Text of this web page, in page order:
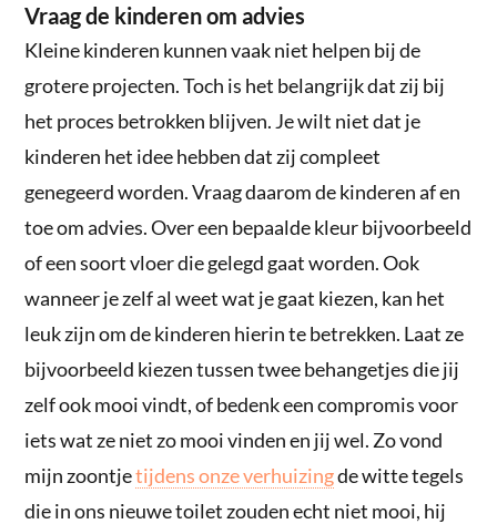
Vraag de kinderen om advies
Kleine kinderen kunnen vaak niet helpen bij de
grotere projecten. Toch is het belangrijk dat zij bij
het proces betrokken blijven. Je wilt niet dat je
kinderen het idee hebben dat zij compleet
genegeerd worden. Vraag daarom de kinderen af en
toe om advies. Over een bepaalde kleur bijvoorbeeld
of een soort vloer die gelegd gaat worden. Ook
wanneer je zelf al weet wat je gaat kiezen, kan het
leuk zijn om de kinderen hierin te betrekken. Laat ze
bijvoorbeeld kiezen tussen twee behangetjes die jij
zelf ook mooi vindt, of bedenk een compromis voor
iets wat ze niet zo mooi vinden en jij wel. Zo vond
mijn zoontjetijdens onze verhuizingde witte tegels
die in ons nieuwe toilet zouden echt niet mooi, hij